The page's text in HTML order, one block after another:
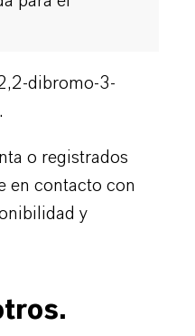
dibromo-3-
o registrados
en contacto con
y